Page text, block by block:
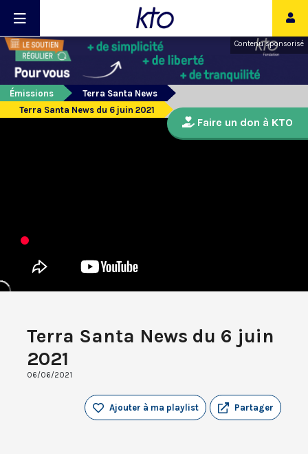
Contenu sponsorisé
Émissions
Terra Santa News
Terra Santa News du 6 juin 2021
Terra Santa News du 6 juin
2021
06/06/2021
Partager
Ajouter à ma playlist
Faire un don à KTO